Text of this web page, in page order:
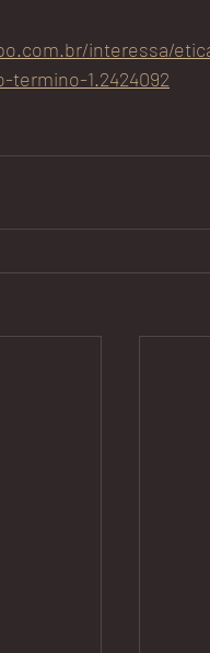
interessa/
1.2424092